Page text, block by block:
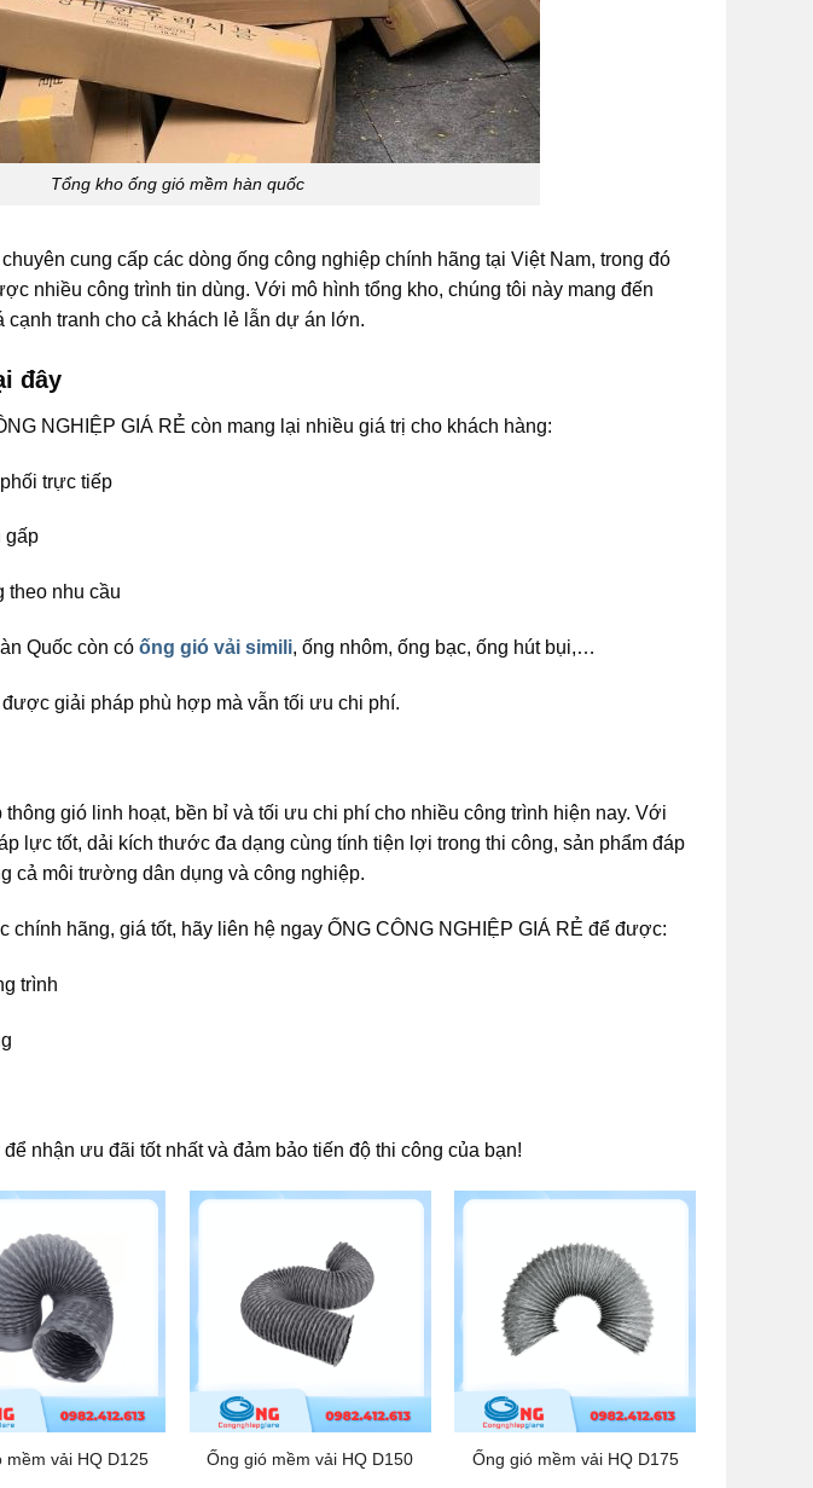
Tổng kho ống gió mềm hàn quốc
cung cấp các dòng ống công nghiệp chính hãng tại Việt Nam, trong đó
nhiều công trình tin dùng. Với mô hình tổng kho, chúng tôi này mang đến
tranh cho cả khách lẻ lẫn dự án lớn.
đây
NGHIỆP GIÁ RẺ còn mang lại nhiều giá trị cho khách hàng:
trực tiếp
gấp
theo nhu cầu
Quốc còn có ống gió vải simili, ống nhôm, ống bạc, ống hút bụi,…
giải pháp phù hợp mà vẫn tối ưu chi phí.
gió linh hoạt, bền bỉ và tối ưu chi phí cho nhiều công trình hiện nay. Với
lực tốt, dải kích thước đa dạng cùng tính tiện lợi trong thi công, sản phẩm đáp
cả môi trường dân dụng và công nghiệp.
chính hãng, giá tốt, hãy liên hệ ngay ỐNG CÔNG NGHIỆP GIÁ RẺ để được:
trình
nhận ưu đãi tốt nhất và đảm bảo tiến độ thi công của bạn!
mềm vải HQ D125 Ống gió mềm vải HQ D150 Ống gió mềm vải HQ D175